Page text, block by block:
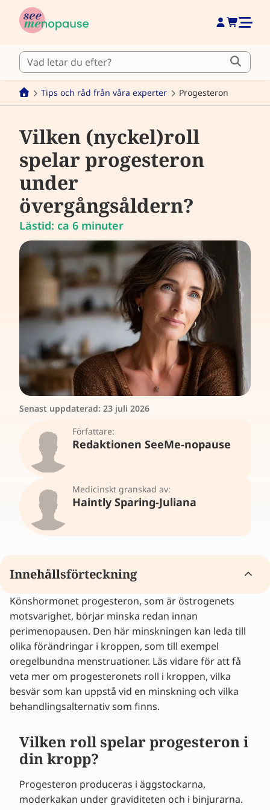
Tips och råd från våra experter Progesteron
Vilken (nyckel)roll
spelar progesteron
under
övergångsåldern?
Lästid: ca 6 minuter
Senast uppdaterad: 23 juli 2026
Författare:
Redaktionen SeeMe-nopause
Medicinskt granskad av:
Haintly Sparing-Juliana
Innehållsförteckning
Vilken roll spelar progesteron i din kropp?
Hur samverkar progesteron och östrogen?
Progesteron i de olika faserna av
övergångsåldern
Vilka besvär kan progesteronminskningen
orsaka?
Lindra dina övergångsbesvär
Vad märker du av en progesteronbrist?
Kan hormonbehandling hjälpa vid
progesteronbrist?
Hormonbehandling vid övergångsbesvär
Tips från experter och erfarenhetsberättelser
FAQ
Könshormonet progesteron, som är östrogenets
motsvarighet, börjar minska redan innan
perimenopausen. Den här minskningen kan leda till
olika förändringar i kroppen, som till exempel
oregelbundna menstruationer. Läs vidare för att få
veta mer om progesteronets roll i kroppen, vilka
besvär som kan uppstå vid en minskning och vilka
behandlingsalternativ som finns.
Vilken roll spelar progesteron i
din kropp?
Progesteron produceras i äggstockarna,
moderkakan under graviditeten och i binjurarna.